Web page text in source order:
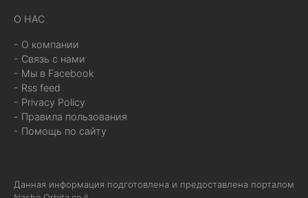
О НАС
- О компании
- Связь с нами
- Мы в Facebook
- Rss feed
- Privacy Policy
- Правила пользования
- Помощь по сайту
Данная информация подготовлена и предоставлена порталом